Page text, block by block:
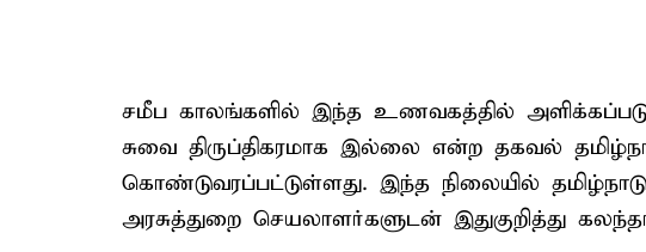
சமீப காலங்களில் இந்த உணவகத்தில்
சுவை திருப்திகரமாக இல்லை என்ற தகவல்
கொண்டுவரப்பட்டுள்ளது. இந்த நிலையில்
அரசுத்துறை செயலாளர்களுடன் இதுகுறித்து